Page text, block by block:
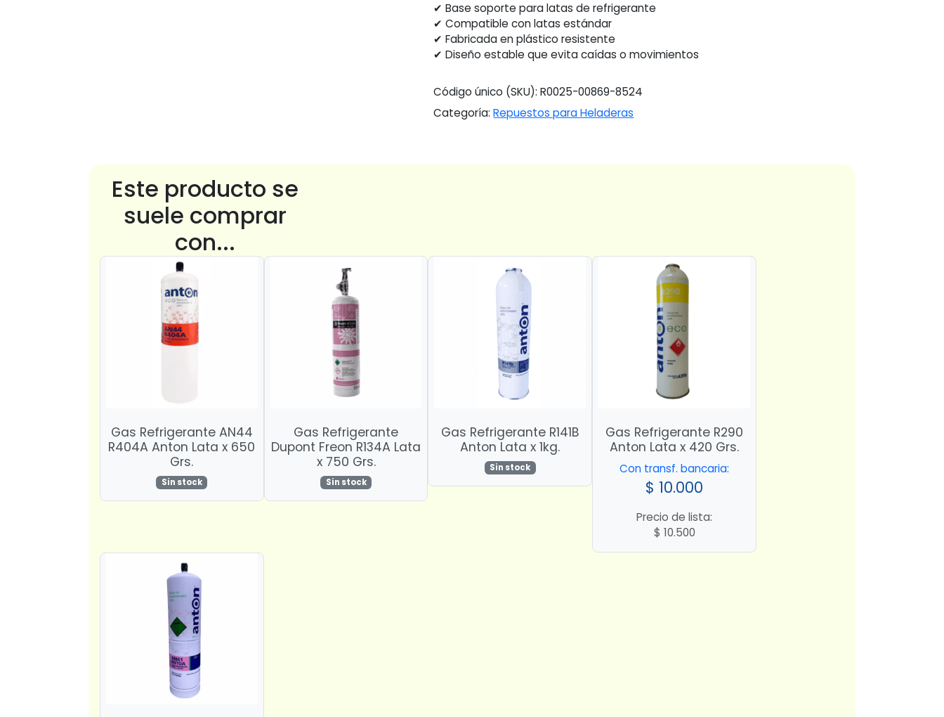
✔ Base soporte para latas de refrigerante
✔ Compatible con latas estándar
✔ Fabricada en plástico resistente
✔ Diseño estable que evita caídas o movimientos
Código único (SKU):R0025-00869-8524
Categoría:Repuestos para Heladeras
Este producto se
suele comprar
con...
Gas Refrigerante AN44
R404A Anton Lata x 650
Grs.
Sin stock
Gas Refrigerante
Dupont Freon R134A Lata
x 750 Grs.
Sin stock
Gas Refrigerante R141B
Anton Lata x 1kg.
Sin stock
Gas Refrigerante R290
Anton Lata x 420 Grs.
Con transf. bancaria:
$ 10.000
Precio de lista:
$ 10.500